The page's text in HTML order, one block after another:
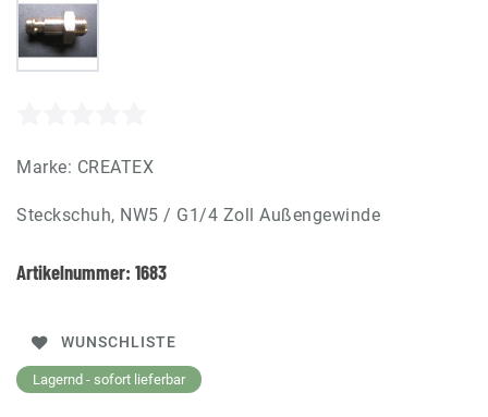
Marke: CREATEX
Steckschuh, NW5 / G1/4 Zoll Außengewinde
Artikelnummer: 1683
WUNSCHLISTE
Lagernd - sofort lieferbar